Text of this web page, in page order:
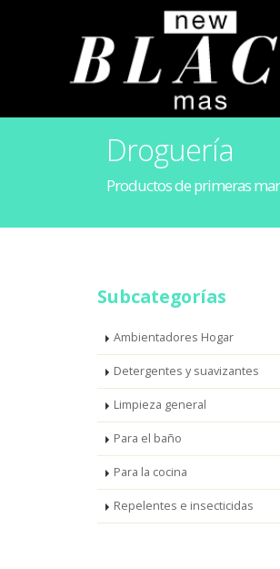
Droguería
Productos de primeras
Subcategorías
Ambientadores Hogar
Detergentes y suavizantes
Limpieza general
Para el baño
Para la cocina
Repelentes e insecticidas